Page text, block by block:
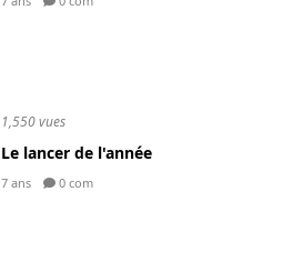
1,550 vues
Le lancer de l'année
7 ans 0 com